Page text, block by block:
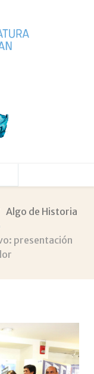
Algo de Historia
presentación